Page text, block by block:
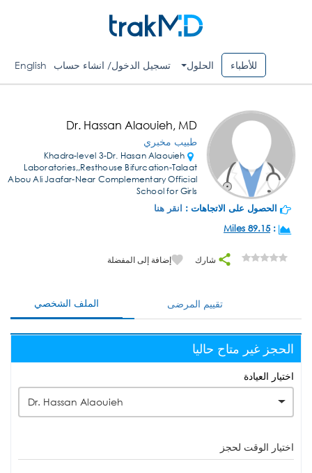
للأطباء الحلول تسجيل الدخول/ انشاء حساب English
Dr. Hassan Alaouieh, MD
طبيب مخبري
Khadra-level 3-Dr. Hasan Alaouieh
Laboratories,,Resthouse Bifurcation-Talaat
Abou Ali Jaafar-Near Complementary Official
School for Girls
الحصول على الاتجاهات : انقر هنا
:
89.15 Miles
شارك إضافة إلى المفضلة
الملف الشخصي تقييم المرضى
الحجز غير متاح حاليا
اختيار العيادة
Dr. Hassan Alaouieh
اختيار الوقت لحجز